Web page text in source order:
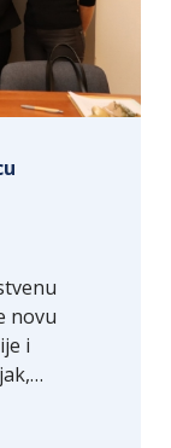
novu
i